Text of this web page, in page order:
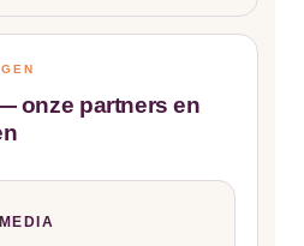
onze partners en